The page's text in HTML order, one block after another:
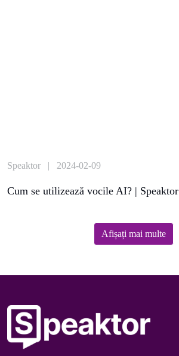
Speaktor | 2024-02-09
Cum se utilizează vocile AI? | Speaktor
Afișați mai multe